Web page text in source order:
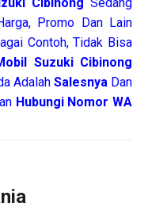
Promo Dan Lain
Contoh, Tidak Bisa
Suzuki Cibinong
Adalah Salesnya Dan
Hubungi Nomor WA